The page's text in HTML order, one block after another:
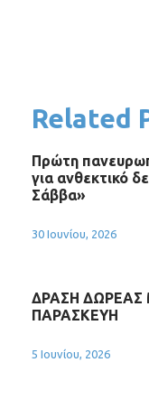
Related
Πρώτη
για ανθεκτικό
Σάββα»
30 Ιουνίου, 2026
ΔΡΑΣΗ ΔΩΡΕΑΣ
ΠΑΡΑΣΚΕΥΗ
5 Ιουνίου, 2026